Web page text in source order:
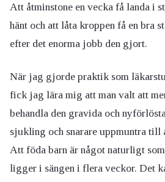
Att åtminstone en vecka få landa i
hänt och att låta kroppen få en bra
efter det enorma jobb den gjort.
När jag gjorde praktik som
fick jag lära mig att man valt att
behandla den gravida och
sjukling och snarare uppmuntra till
Att föda barn är något naturligt
ligger i sängen i flera veckor. Det